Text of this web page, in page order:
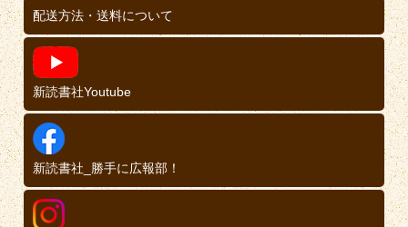
配送方法・送料について
新読書社Youtube
新読書社_勝手に広報部！